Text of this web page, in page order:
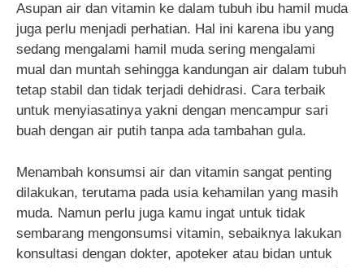
Asupan air dan vitamin ke dalam tubuh ibu hamil muda
juga perlu menjadi perhatian. Hal ini karena ibu yang
sedang mengalami hamil muda sering mengalami
mual dan muntah sehingga kandungan air dalam tubuh
tetap stabil dan tidak terjadi dehidrasi. Cara terbaik
untuk menyiasatinya yakni dengan mencampur sari
buah dengan air putih tanpa ada tambahan gula.
Menambah konsumsi air dan vitamin sangat penting
dilakukan, terutama pada usia kehamilan yang masih
muda. Namun perlu juga kamu ingat untuk tidak
sembarang mengonsumsi vitamin, sebaiknya lakukan
konsultasi dengan dokter, apoteker atau bidan untuk